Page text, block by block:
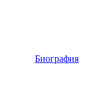
Биография